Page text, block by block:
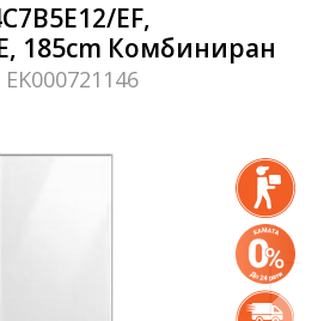
EF,
185cm Комбиниран
EK000721146